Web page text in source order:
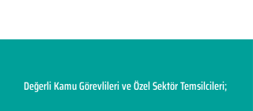
Değerli Kamu Görevlileri ve Özel Sektör Temsilcileri;